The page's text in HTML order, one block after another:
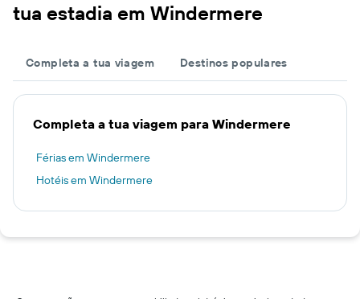
tua estadia em Windermere
Completa a tua viagem Destinos populares
Completa a tua viagem para Windermere
Férias em Windermere
Hotéis em Windermere